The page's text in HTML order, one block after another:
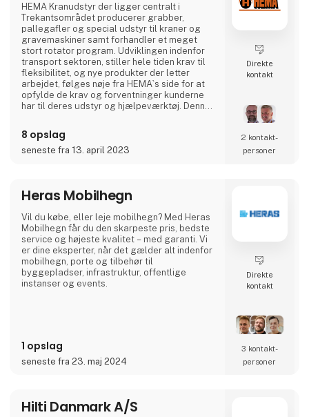
HEMA Kranudstyr der ligger centralt i
Trekantsområdet producerer grabber,
pallegafler og special udstyr til kraner og
gravemaskiner samt forhandler et meget
stort rotator program. Udviklingen indenfor
transport sektoren, stiller hele tiden krav til
fleksibilitet, og nye produkter der letter
arbejdet, følges nøje fra HEMA`s side for at
opfylde de krav og forventninger kunderne
har til deres udstyr og hjælpeværktøj. Denne
specielle løsninger til deres godshåndtering i
forbindelse med de mange transport
8 opslag
seneste fra 13. april 2023
Direkte
kontakt
2 kontakt­
personer
Heras Mobilhegn
Vil du købe, eller leje mobilhegn? Med Heras
Mobilhegn får du den skarpeste pris, bedste
service og højeste kvalitet – med garanti. Vi
er dine eksperter, når det gælder alt indenfor
mobilhegn, porte og tilbehør til
byggepladser, infrastruktur, offentlige
instanser og events.
1 opslag
seneste fra 23. maj 2024
Direkte
kontakt
3 kontakt­
personer
Hilti Danmark A/S